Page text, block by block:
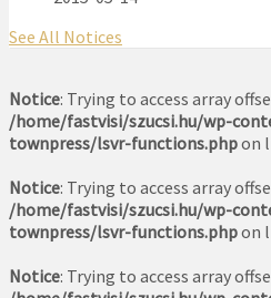
See All Notices
Notice: Trying to access array
/home/fastvisi/szucsi.hu/wp-
townpress/lsvr-functions.phpon
Notice: Trying to access array
/home/fastvisi/szucsi.hu/wp-
townpress/lsvr-functions.phpon
Notice: Trying to access array